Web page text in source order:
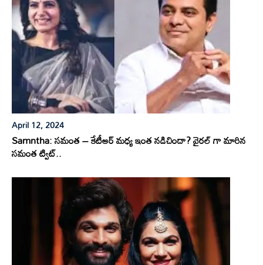
April 12, 2024
Samntha: సమంత – కేటీఆర్ మధ్య ఇంత నడిచిందా? వైరల్ గా మారిన
సమంత ట్విట్..